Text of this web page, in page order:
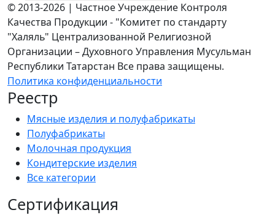
© 2013-2026 | Частное Учреждение Контроля
Качества Продукции - "Комитет по стандарту
"Халяль" Централизованной Религиозной
Организации – Духовного Управления Мусульман
Республики Татарстан Все права защищены.
Политика конфиденциальности
Реестр
Мясные изделия и полуфабрикаты
Полуфабрикаты
Молочная продукция
Кондитерские изделия
Все категории
Сертификация